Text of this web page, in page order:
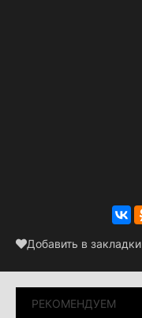
Добавить в закладки
РЕКОМЕНДУЕМ